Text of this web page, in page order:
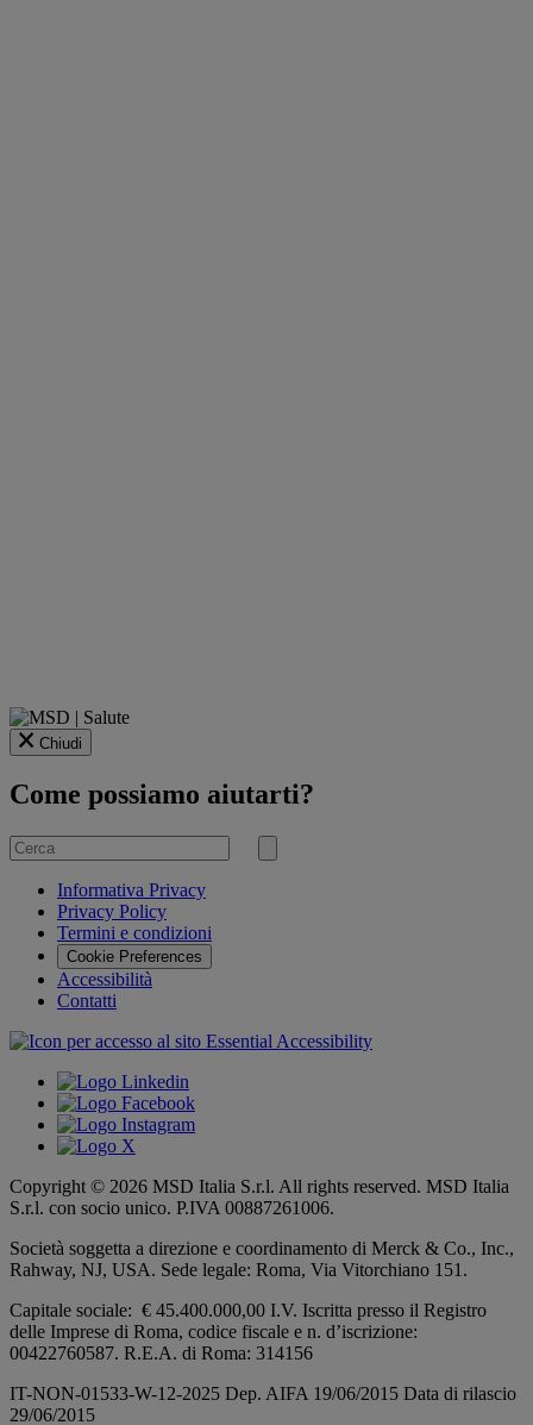
Chiudi
Come possiamo aiutarti?
Cerca
per
Invia
Informativa Privacy
Privacy Policy
Termini e condizioni
Cookie Preferences
Accessibilità
Contatti
Copyright © 2026 MSD Italia S.r.l. All rights reserved. MSD Italia
S.r.l. con socio unico. P.IVA 00887261006.
Società soggetta a direzione e coordinamento di Merck & Co., Inc.,
Rahway, NJ, USA. Sede legale: Roma, Via Vitorchiano 151.
Capitale sociale: € 45.400.000,00 I.V. Iscritta presso il Registro
delle Imprese di Roma, codice fiscale e n. d’iscrizione:
00422760587. R.E.A. di Roma: 314156
IT-NON-01533-W-12-2025 Dep. AIFA 19/06/2015 Data di rilascio
29/06/2015